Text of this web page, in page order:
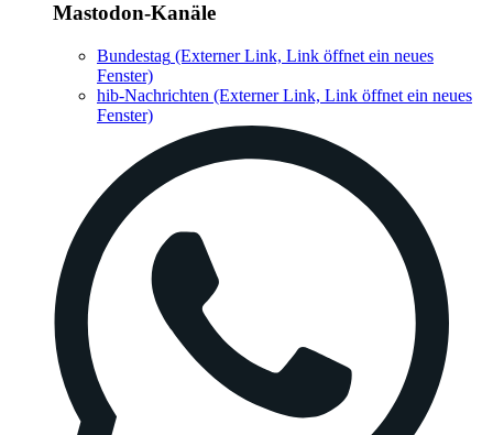
Mastodon-Kanäle
Bundestag (Externer Link, Link öffnet ein neues
Fenster)
hib-Nachrichten (Externer Link, Link öffnet ein neues
Fenster)